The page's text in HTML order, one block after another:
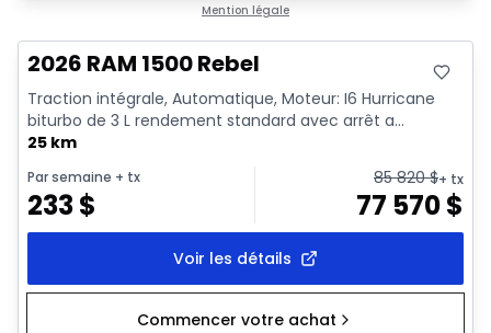
Mention légale
2026 RAM 1500 Rebel
Traction intégrale, Automatique, Moteur: I6 Hurricane
biturbo de 3 L rendement standard avec arrêt a...
25 km
Par semaine + tx
233$
85 820$+ tx
77 570$
Voir les détails
Commencer votre achat